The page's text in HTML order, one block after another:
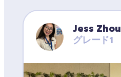
Jess Zhou
グレード1